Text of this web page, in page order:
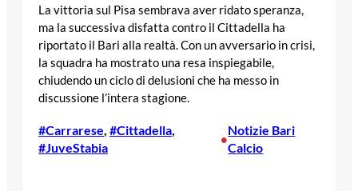
La vittoria sul Pisa sembrava aver ridato speranza,
ma la successiva disfatta contro il Cittadella ha
riportato il Bari alla realtà. Con un avversario in crisi,
la squadra ha mostrato una resa inspiegabile,
chiudendo un ciclo di delusioni che ha messo in
discussione l’intera stagione.
#Carrarese, #Cittadella
#JuveStabia
•
Notizie Bari
Calcio